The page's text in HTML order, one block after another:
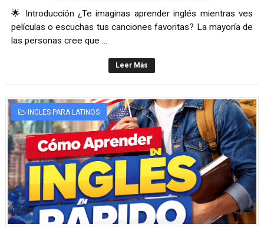
🌟 Introducción ¿Te imaginas aprender inglés mientras ves
películas o escuchas tus canciones favoritas? La mayoría de
las personas cree que ...
Leer Más
INGLES PARA LATINOS